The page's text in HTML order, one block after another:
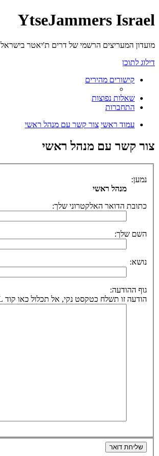
YtseJammers Israel
מועדון המעריצים הרשמי של דרים ת'יאטר בישראל
דילוג לתוכן
קישורים מהירים
שאלות נפוצות
התחברות
עמוד ראשי צור קשר עם מנהל ראשי
צור קשר עם מנהל ראשי
נמען:
מנהל ראשי
כתובת הדואר האלקטרוני שלך:
השם שלך:
נושא:
גוף ההודעה:
הודעה זו תשלח כטקסט נקי, אל תכלול כאו קוד HTML או BBCode. הכתובת לחזרה תיקבע על פי כתובת הדואר אלקטרוני שלך.